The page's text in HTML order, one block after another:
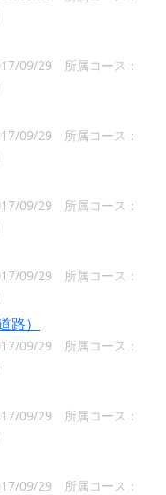
09/29 所属コース：
09/29 所属コース：
09/29 所属コース：
09/29 所属コース：
）
09/29 所属コース：
09/29 所属コース：
09/29 所属コース：